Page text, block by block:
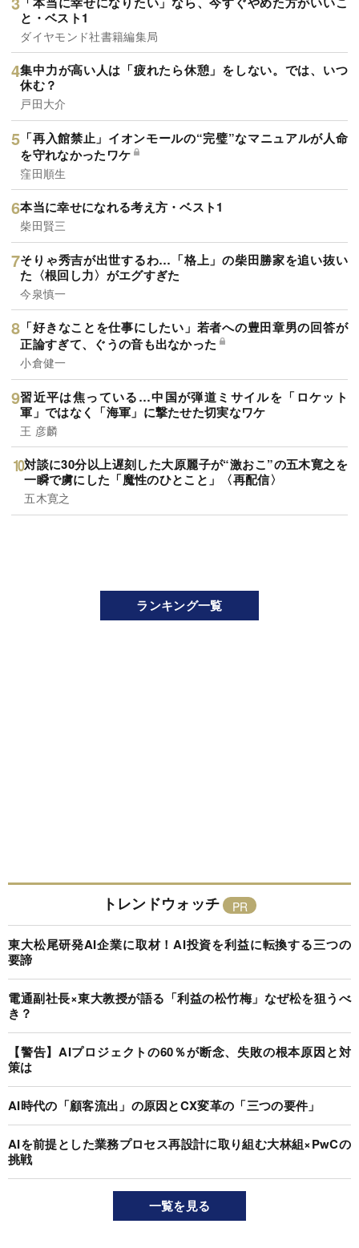
と・ベスト1
ダイヤモンド社書籍編集局
集中力が高い人は「疲れたら休憩」をしない。では、いつ
休む？
戸田大介
「再入館禁止」イオンモールの“完璧”なマニュアルが人命
を守れなかったワケ
窪田順生
本当に幸せになれる考え方・ベスト1
柴田賢三
そりゃ秀吉が出世するわ…「格上」の柴田勝家を追い抜い
た〈根回し力〉がエグすぎた
今泉慎一
「好きなことを仕事にしたい」若者への豊田章男の回答が
正論すぎて、ぐうの音も出なかった
小倉健一
習近平は焦っている…中国が弾道ミサイルを「ロケット
軍」ではなく「海軍」に撃たせた切実なワケ
王 彦麟
対談に30分以上遅刻した大原麗子が“激おこ”の五木寛之を
一瞬で虜にした「魔性のひとこと」〈再配信〉
五木寛之
ランキング一覧
トレンドウォッチ
東大松尾研発AI企業に取材！AI投資を利益に転換する三つの
要諦
電通副社長×東大教授が語る「利益の松竹梅」なぜ松を狙うべ
き？
【警告】AIプロジェクトの60％が断念、失敗の根本原因と対
策は
AI時代の「顧客流出」の原因とCX変革の「三つの要件」
AIを前提とした業務プロセス再設計に取り組む大林組×PwCの
挑戦
一覧を見る